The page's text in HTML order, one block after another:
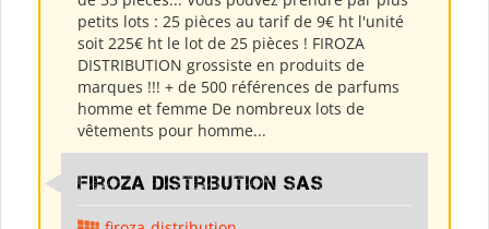
petits lots : 25 pièces au tarif de 9€ ht l'unité
soit 225€ ht le lot de 25 pièces ! FIROZA
DISTRIBUTION grossiste en produits de
marques !!! + de 500 références de parfums
homme et femme De nombreux lots de
vêtements pour homme...
Firoza Distribution SAS